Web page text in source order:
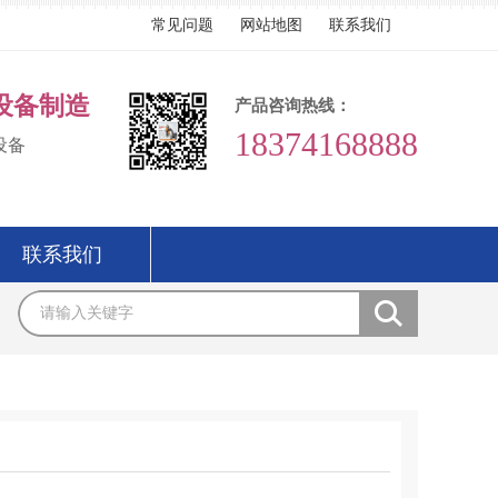
常见问题 网站地图 联系我们
备制造
备
产品咨询热线：
18374168888
联系我们